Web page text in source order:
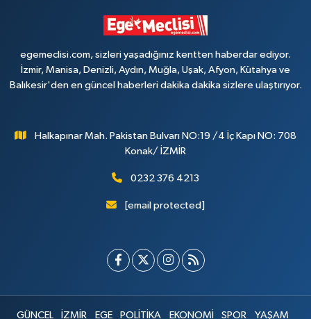
egemeclisi.com, sizleri yaşadığınız kentten haberdar ediyor.
İzmir, Manisa, Denizli, Aydın, Muğla, Uşak, Afyon, Kütahya ve
Balıkesir'den en güncel haberleri dakika dakika sizlere ulaştırıyor.
Halkapınar Mah. Pakistan Bulvarı NO:19 /4 İç Kapı NO: 708
Konak/ İZMİR
0232 376 4213
[email protected]
GÜNCEL İZMİR EGE POLİTİKA EKONOMİ SPOR YAŞAM